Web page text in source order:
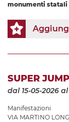
monumenti statali
SUPER
dal 15-05-2026 al
Manifestazioni
VIA MARTINO